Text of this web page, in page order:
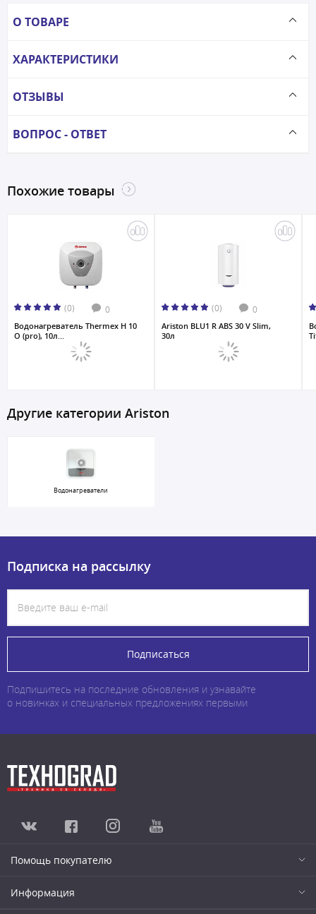
О ТОВАРЕ
ХАРАКТЕРИСТИКИ
ОТЗЫВЫ
ВОПРОС - ОТВЕТ
Похожие товары
(0) 0
Водонагреватель Thermex H 10
O (pro), 10л...
(0) 0
Ariston BLU1 R ABS 30 V Slim,
30л
Другие категории Ariston
Водонагреватели
Подписка на рассылку
Подписаться
Подпишитесь на последние обновления и узнавайте
о новинках и специальных предложениях первыми
Помощь покупателю
Информация